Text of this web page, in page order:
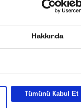
Hakkında
Tümünü Kabul Et